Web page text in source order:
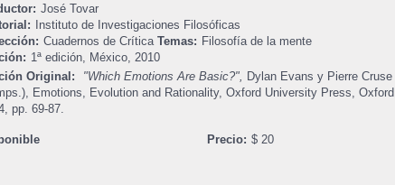
José Tovar
Instituto de Investigaciones Filosóficas
Cuadernos de Crítica Temas: Filosofía de la mente
1ª edición, México, 2010
Original:
"Which Emotions Are Basic?", Dylan Evans y Pierre Cruse
Emotions, Evolution and Rationality, Oxford University Press, Oxford,
pp. 69-87.
Precio: $ 20